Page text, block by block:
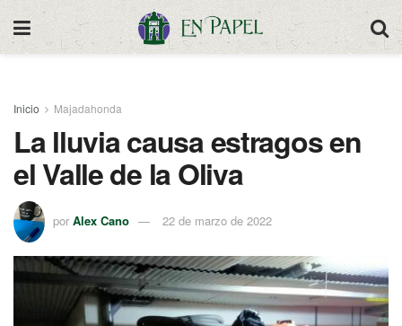
Inicio Majadahonda
La lluvia causa estragos en
el Valle de la Oliva
por Alex Cano 22 de marzo de 2022